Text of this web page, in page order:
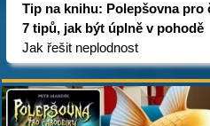
Tip na knihu: Polepšovna pro
7 tipů, jak být úplně v pohodě
Jak řešit neplodnost